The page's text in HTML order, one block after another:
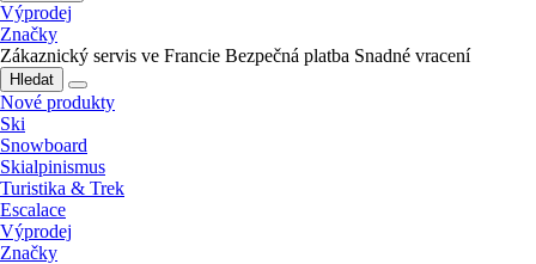
Výprodej
Značky
Zákaznický servis ve Francie Bezpečná platba Snadné vracení
Hledat
Nové produkty
Ski
Snowboard
Skialpinismus
Turistika & Trek
Escalace
Výprodej
Značky